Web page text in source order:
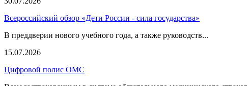
Всероссийский обзор «Дети России - сила государства»
В преддверии нового учебного года, а также руководств...
15.07.2026
Цифровой полис ОМС